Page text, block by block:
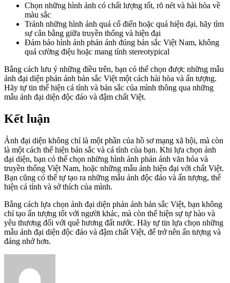
Chọn những hình ảnh có chất lượng tốt, rõ nét và hài hòa về
màu sắc
Tránh những hình ảnh quá cổ điển hoặc quá hiện đại, hãy tìm
sự cân bằng giữa truyền thống và hiện đại
Đảm bảo hình ảnh phản ánh đúng bản sắc Việt Nam, không
quá cường điệu hoặc mang tính stereotypical
Bằng cách lưu ý những điều trên, bạn có thể chọn được những mẫu
ảnh đại diện phản ánh bản sắc Việt một cách hài hòa và ấn tượng.
Hãy tự tin thể hiện cá tính và bản sắc của mình thông qua những
mẫu ảnh đại diện độc đáo và đậm chất Việt.
Kết luận
Ảnh đại diện không chỉ là một phần của hồ sơ mạng xã hội, mà còn
là một cách thể hiện bản sắc và cá tính của bạn. Khi lựa chọn ảnh
đại diện, bạn có thể chọn những hình ảnh phản ánh văn hóa và
truyền thống Việt Nam, hoặc những mẫu ảnh hiện đại với chất Việt.
Bạn cũng có thể tự tạo ra những mẫu ảnh độc đáo và ấn tượng, thể
hiện cá tính và sở thích của mình.
Bằng cách lựa chọn ảnh đại diện phản ánh bản sắc Việt, bạn không
chỉ tạo ấn tượng tốt với người khác, mà còn thể hiện sự tự hào và
yêu thương đối với quê hương đất nước. Hãy tự tin lựa chọn những
mẫu ảnh đại diện độc đáo và đậm chất Việt, để trở nên ấn tượng và
đáng nhớ hơn.